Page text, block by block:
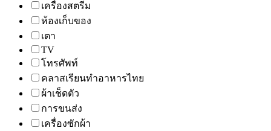
เครื่องสตรีม
ห้องเก็บของ
เตา
TV
โทรศัพท์
คลาสเรียนทำอาหารไทย
ผ้าเช็ดตัว
การขนส่ง
เครื่องซักผ้า